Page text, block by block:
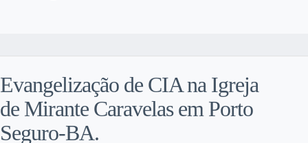
Evangelização de CIA na Igreja
de Mirante Caravelas em Porto
Seguro-BA.